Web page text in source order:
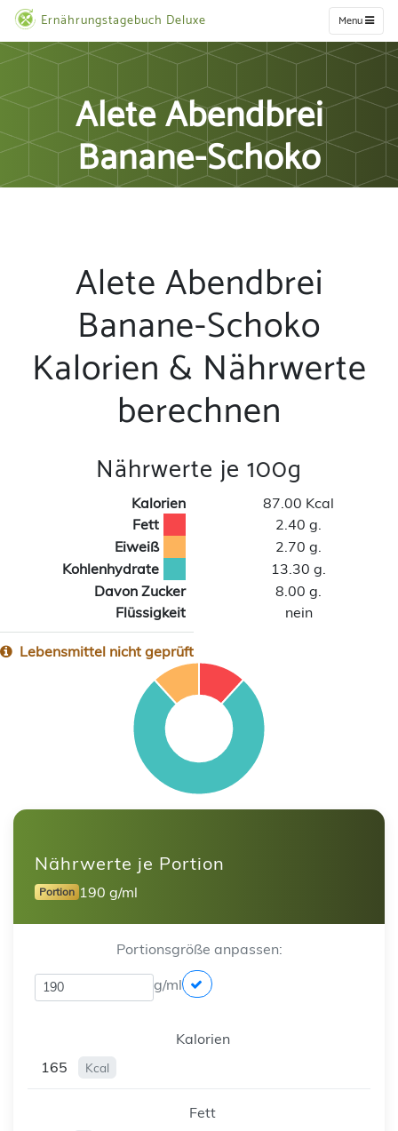
Ernährungstagebuch Deluxe Menu
Alete Abendbrei
Banane-Schoko
Alete Abendbrei
Banane-Schoko
Kalorien & Nährwerte
berechnen
Nährwerte je 100g
Kalorien
87.00 Kcal
Fett
2.40 g.
Eiweiß
2.70 g.
Kohlenhydrate
13.30 g.
Davon Zucker
8.00 g.
Flüssigkeit
nein
Lebensmittel nicht geprüft
Nährwerte je Portion
Portion 190 g/ml
Portionsgröße anpassen:
g/ml
Kalorien
165
Kcal
Fett